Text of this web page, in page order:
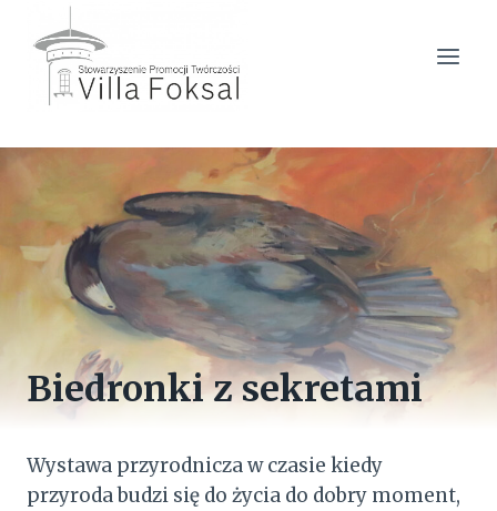
treści
Biedronki z sekretami
Wystawa przyrodnicza w czasie kiedy
przyroda budzi się do życia do dobry moment,